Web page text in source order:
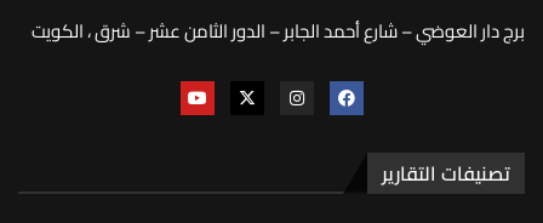
برج دار العوضي – شارع أحمد الجابر – الدور الثامن عشر – شرق ، الكويت
تصنيفات التقارير